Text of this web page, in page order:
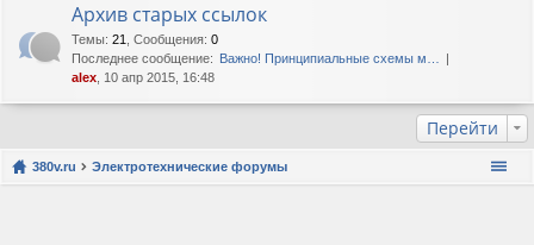
Архив старых ссылок
Темы: 21 Сообщения: 0
Последнее сообщение: Важно! Принципиальные схемы м…
alex , 10 апр 2015, 16:48
Перейти
380v.ru Электротехнические форумы